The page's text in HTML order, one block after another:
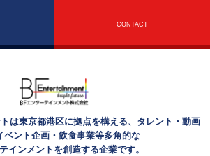
CONTACT
は東京都港区に拠点を構える、タレント・動画
ベント企画・飲食事業等多角的な
インメントを創造する企業です。